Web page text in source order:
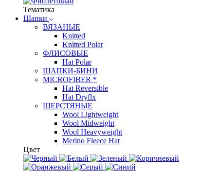
Тематика
Шапки
ВЯЗАНЫЕ
Knitted
Knitted Polar
ФЛИСОВЫЕ
Hat Polar
ШАПКИ-БИНИ
MICROFIBER *
Hat Reversible
Hat Dryflx
ШЕРСТЯНЫЕ
Wool Lightweight
Wool Midweight
Wool Heavyweight
Merino Fleece Hat
Цвет